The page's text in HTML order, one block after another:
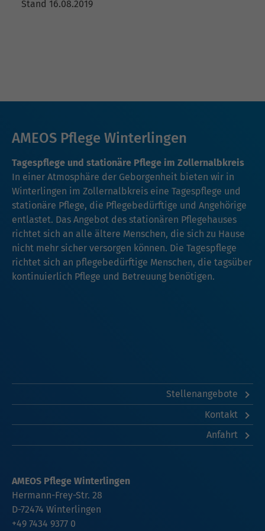
Stand 16.08.2019
AMEOS Pflege Winterlingen
Tagespflege und stationäre Pflege im Zollernalbkreis
In einer Atmosphäre der Geborgenheit bieten wir in
Winterlingen im Zollernalbkreis eine Tagespflege und
stationäre Pflege, die Pflegebedürftige und Angehörige
entlastet. Das Angebot des stationären Pflegehauses
richtet sich an alle ältere Menschen, die sich zu Hause
nicht mehr sicher versorgen können. Die Tagespflege
richtet sich an pflegebedürftige Menschen, die tagsüber
kontinuierlich Pflege und Betreuung benötigen.
Stellenangebote
Kontakt
Anfahrt
AMEOS Pflege Winterlingen
Hermann-Frey-Str. 28
D-72474 Winterlingen
+49 7434 9377 0